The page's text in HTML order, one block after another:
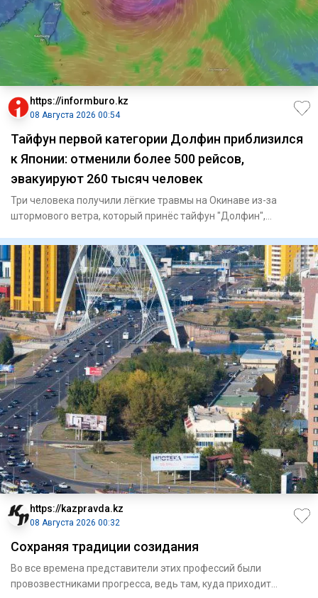
https://informburo.kz
08 Августа 2026 00:54
Тайфун первой категории Долфин приблизился
к Японии: отменили более 500 рейсов,
эвакуируют 260 тысяч человек
Три человека получили лёгкие травмы на Окинаве из-за
штормового ветра, который принёс тайфун "Долфин",
https://kazpravda.kz
08 Августа 2026 00:32
Сохраняя традиции созидания
Во все времена представители этих профессий были
провозвестниками прогресса, ведь там, куда приходит